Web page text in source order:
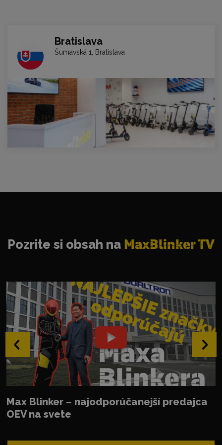
Bratislava
Šumavská 1, Bratislava
Pozrite si obsah na MaxBlinker TV
Max Blinker – najodporúčanejší predajca
OEV na svete
‹ ›